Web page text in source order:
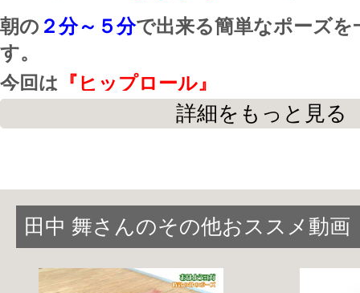
朝の ２分～５分で出来る簡単なポーズを
す。
今回は 『ヒップロール』
朝にしっかり体を伸ばして、気持ち良
う!!
詳細をもっと見る
田中 舞さんのその他おススメ動画